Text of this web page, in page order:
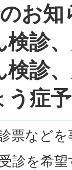
お知
検診
検診
症
票など
診を希